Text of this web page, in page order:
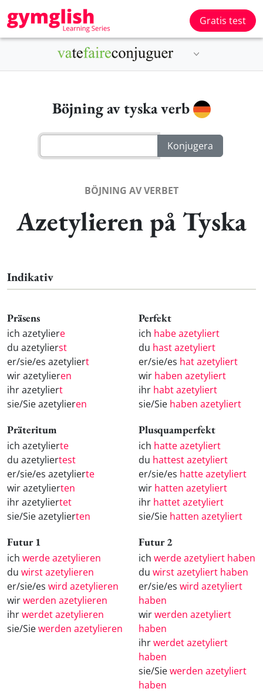
Gratis test
Böjning av tyska verb
BÖJNING AV VERBET
Azetylieren på Tyska
Indikativ
Präsens
ich azetyliere
du azetylierst
er/sie/es azetyliert
wir azetylieren
ihr azetyliert
sie/Sie azetylieren
Perfekt
ich habe azetyliert
du hast azetyliert
er/sie/es hat azetyliert
wir haben azetyliert
ihr habt azetyliert
sie/Sie haben azetyliert
Präteritum
ich azetylierte
du azetyliertest
er/sie/es azetylierte
wir azetylierten
ihr azetyliertet
sie/Sie azetylierten
Plusquamperfekt
ich hatte azetyliert
du hattest azetyliert
er/sie/es hatte azetyliert
wir hatten azetyliert
ihr hattet azetyliert
sie/Sie hatten azetyliert
Futur 1
ich werde azetylieren
du wirst azetylieren
er/sie/es wird azetylieren
wirwerden azetylieren
ihrwerdet azetylieren
sie/Siewerden azetylieren
Futur 2
ich werde azetyliert haben
du wirst azetyliert haben
er/sie/es wird azetyliert
haben
wirwerden azetyliert
haben
ihrwerdet azetyliert
haben
sie/Siewerden azetyliert
haben